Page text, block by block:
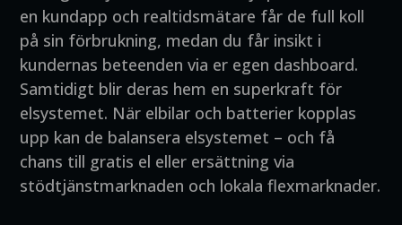
en kundapp och realtidsmätare får de full koll
på sin förbrukning, medan du får insikt i
kundernas beteenden via er egen dashboard.
Samtidigt blir deras hem en superkraft för
elsystemet. När elbilar och batterier kopplas
upp kan de balansera elsystemet – och få
chans till gratis el eller ersättning via
stödtjänstmarknaden och lokala flexmarknader.